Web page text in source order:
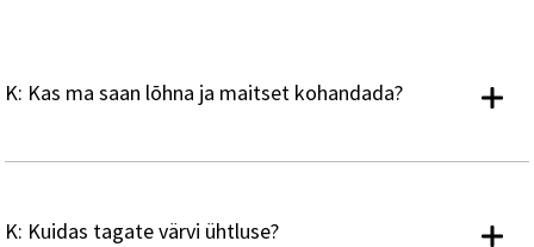
K: Kas ma saan lõhna ja maitset kohandada?
K: Kuidas tagate värvi ühtluse?